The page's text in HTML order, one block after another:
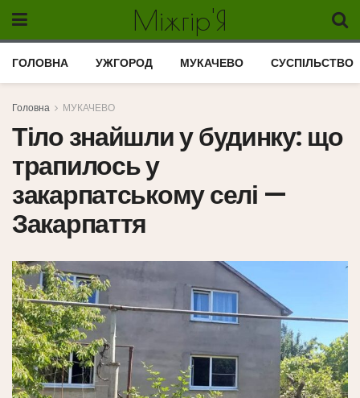
Міжгір'Я
ГОЛОВНА УЖГОРОД МУКАЧЕВО СУСПІЛЬСТВО
Головна МУКАЧЕВО
Тіло знайшли у будинку: що
трапилось у
закарпатському селі —
Закарпаття